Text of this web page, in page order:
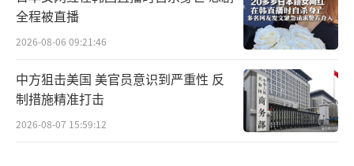
全程被直播
2026-08-06 09:21:46
中方狙击美国 美官员意识到严重性 反
制措施精准打击
2026-08-07 15:59:12